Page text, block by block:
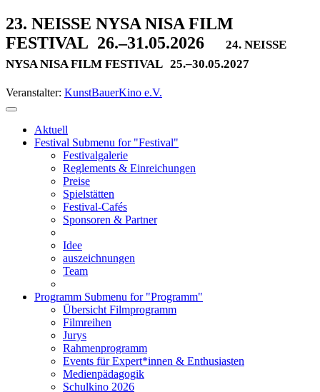
23. NEISSE NYSA NISA FILM
FESTIVAL 26.–31.05.2026
24. NEISSE
NYSA NISA FILM FESTIVAL 25.–30.05.2027
Veranstalter: KunstBauerKino e.V.
Aktuell
Festival Submenu for "Festival"
Festivalgalerie
Reglements & Einreichungen
Preise
Spielstätten
Festival-Cafés
Sponsoren & Partner
Idee
auszeichnungen
Team
Programm Submenu for "Programm"
Übersicht Filmprogramm
Filmreihen
Jurys
Rahmenprogramm
Events für Expert*innen & Enthusiasten
Medienpädagogik
Schulkino 2026